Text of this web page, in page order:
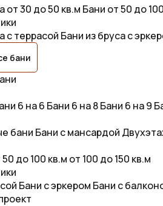
от 30 до 50 кв.м Бани от 50 до
с террасой Бани из бруса с
бани
6 на 6 Бани 6 на 8Бани 6 на 9
бани Бани с мансардой
50 до 100 кв.м от 100 до 150 кв.м
Бани с эркером Бани с